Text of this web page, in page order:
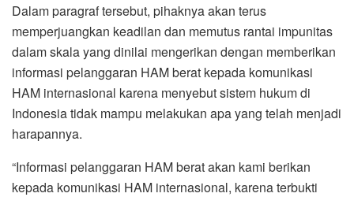
Dalam paragraf tersebut, pihaknya akan terus
memperjuangkan keadilan dan memutus rantai impunitas
dalam skala yang dinilai mengerikan dengan memberikan
informasi pelanggaran HAM berat kepada komunikasi
HAM internasional karena menyebut sistem hukum di
Indonesia tidak mampu melakukan apa yang telah menjadi
harapannya.
“Informasi pelanggaran HAM berat akan kami berikan
kepada komunikasi HAM internasional, karena terbukti